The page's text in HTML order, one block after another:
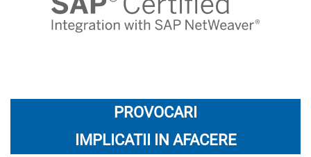
PROVOCARI
IMPLICATII IN AFACERE